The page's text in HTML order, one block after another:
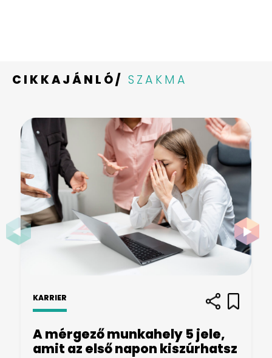
CIKKAJÁNLÓ/ SZAKMA
KARRIER
A mérgező munkahely 5 jele,
amit az első napon kiszúrhatsz